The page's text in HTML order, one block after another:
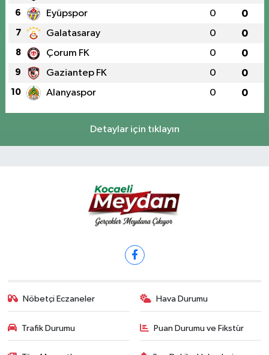
6 Eyüpspor 0 0
7 Galatasaray 0 0
8 Çorum FK 0 0
9 Gaziantep FK 0 0
10 Alanyaspor 0 0
Detaylar için tıklayın
Nöbetçi Eczaneler Hava Durumu
Trafik Durumu Puan Durumu ve Fikstür